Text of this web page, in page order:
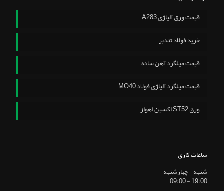
قیمت ورق آلیاژی A283
خرید فولاد تندبر
قیمت میلگرد آهن ساده
قیمت میلگرد آلیاژی فولاد MO40
ورق ST52 اکسین اهواز
ساعات کاری
شنبه - چهارشنبه
19:00 - 09:00